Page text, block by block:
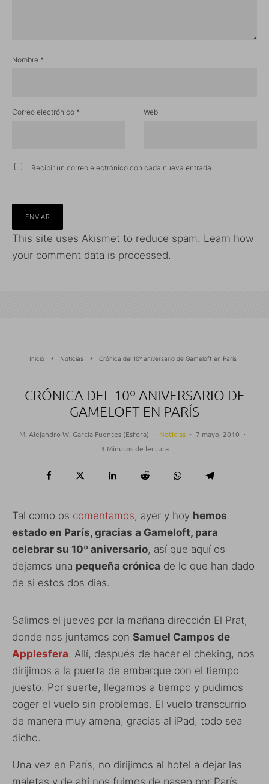
Nombre *
Correo electrónico * Web
Recibir un correo electrónico con cada nueva entrada.
This site uses Akismet to reduce spam. Learn how
your comment data is processed.
Inicio Noticias Crónica del 10º aniversario de Gameloft en París
CRÓNICA DEL 10º ANIVERSARIO DE
GAMELOFT EN PARÍS
M. Alejandro W. García Fuentes (Esfera) · Noticias · 7 mayo, 2010 ·
3 Minutos de lectura
Tal como os comentamos, ayer y hoy hemos
estado en París, gracias a Gameloft, para
celebrar su 10º aniversario, así que aquí os
dejamos una pequeña crónica de lo que han dado
de si estos dos dias.
Salimos el jueves por la mañana dirección El Prat,
donde nos juntamos con Samuel Campos de
Applesfera. Allí, después de hacer el cheking, nos
dirijimos a la puerta de embarque con el tiempo
juesto. Por suerte, llegamos a tiempo y pudimos
coger el vuelo sin problemas. El vuelo transcurrio
de manera muy amena, gracias al iPad, todo sea
dicho.
Una vez en París, no dirijimos al hotel a dejar las